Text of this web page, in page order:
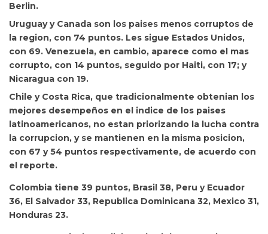
Berlin.
Uruguay y Canada son los paises menos corruptos de
la region, con 74 puntos. Les sigue Estados Unidos,
con 69. Venezuela, en cambio, aparece como el mas
corrupto, con 14 puntos, seguido por Haiti, con 17; y
Nicaragua con 19.
Chile y Costa Rica, que tradicionalmente obtenian los
mejores desempeños en el indice de los paises
latinoamericanos, no estan priorizando la lucha contra
la corrupcion, y se mantienen en la misma posicion,
con 67 y 54 puntos respectivamente, de acuerdo con
el reporte.
Colombia tiene 39 puntos, Brasil 38, Peru y Ecuador
36, El Salvador 33, Republica Dominicana 32, Mexico 31,
Honduras 23.